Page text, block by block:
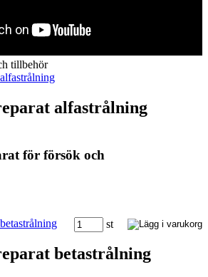
tillbehör
alfastrålning
för försök och
st
betastrålning